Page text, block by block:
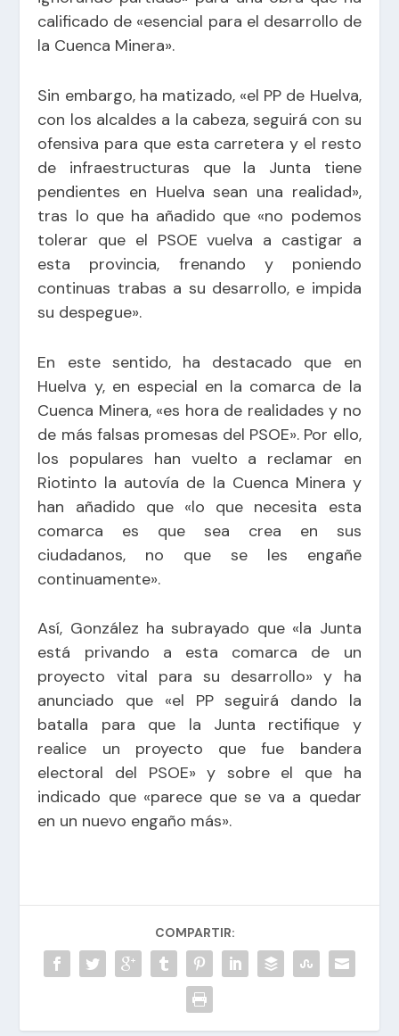
calificado de «esencial para el desarrollo de
la Cuenca Minera».
Sin embargo, ha matizado, «el PP de Huelva,
con los alcaldes a la cabeza, seguirá con su
ofensiva para que esta carretera y el resto
de infraestructuras que la Junta tiene
pendientes en Huelva sean una realidad»,
tras lo que ha añadido que «no podemos
tolerar que el PSOE vuelva a castigar a
esta provincia, frenando y poniendo
continuas trabas a su desarrollo, e impida
su despegue».
En este sentido, ha destacado que en
Huelva y, en especial en la comarca de la
Cuenca Minera, «es hora de realidades y no
de más falsas promesas del PSOE». Por ello,
los populares han vuelto a reclamar en
Riotinto la autovía de la Cuenca Minera y
han añadido que «lo que necesita esta
comarca es que sea crea en sus
ciudadanos, no que se les engañe
continuamente».
Así, González ha subrayado que «la Junta
está privando a esta comarca de un
proyecto vital para su desarrollo» y ha
anunciado que «el PP seguirá dando la
batalla para que la Junta rectifique y
realice un proyecto que fue bandera
electoral del PSOE» y sobre el que ha
indicado que «parece que se va a quedar
en un nuevo engaño más».
COMPARTIR: